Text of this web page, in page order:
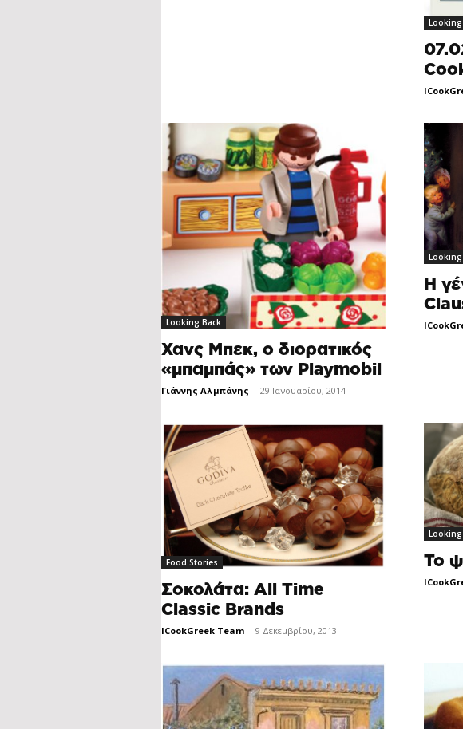
Looking
Looking Back
Χανς Μπεκ, ο διορατικός
«μπαμπάς» των Playmobil
Γιάννης Αλμπάνης - 29 Ιανουαρίου, 2014
Looking
Η
Food Stories
Σοκολάτα: All Time
Classic Brands
ICookGreek Team - 9 Δεκεμβρίου, 2013
Looking
Το